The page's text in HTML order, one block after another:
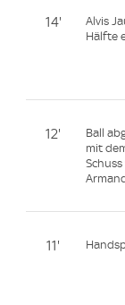
14'
Alvis
Hälfte
12'
Ball
mit
11'